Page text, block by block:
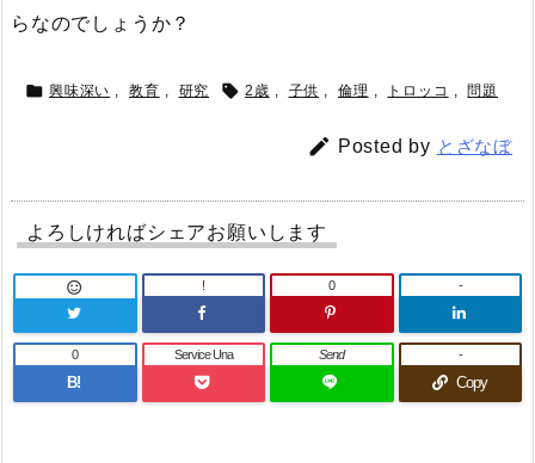
らなのでしょうか？
 興味深い , 教育 , 研究  2歳 , 子供 , 倫理 , トロッコ , 問題
 Posted by とざなぼ
よろしければシェアお願いします
 ! 0 -
B!
0 Service Una Send
Copy
-